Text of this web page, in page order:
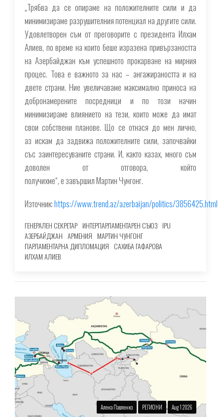
„Трябва да се опираме на положителните сили и да
минимизираме разрушителния потенциал на другите сили.
Удовлетворен съм от преговорите с президента Илхам
Алиев, по време на които беше изразена привързаността
на Азербайджан към успешното прокарване на мирния
процес. Това е важното за нас – ангажираността и на
двете страни. Ние увеличаваме максимално приноса на
добронамерените посредници и по този начин
минимизираме влиянието на тези, които може да имат
свои собствени планове. Що се отнася до мен лично,
аз искам да задвижа положителните сили, започвайки
със заинтересуваните страни. И, както казах, много съм
доволен от отговора, който
получихме“, е завършил Мартин Чунгонг.
Източник:https://www.trend.az/azerbaijan/politics/3856425.html
ГЕНЕРАЛЕН СЕКРЕТАР ИНТЕРПАРЛАМЕНТАРЕН СЪЮЗ IPU
АЗЕРБАЙДЖАН АРМЕНИЯ МАРТИН ЧУНГОНГ
ПАРЛАМЕНТАРНА ДИПЛОМАЦИЯ САХИБА ГАФАРОВА
ИЛХАМ АЛИЕВ
Алена Павленко РЕГИОНИ Aug 1 2026